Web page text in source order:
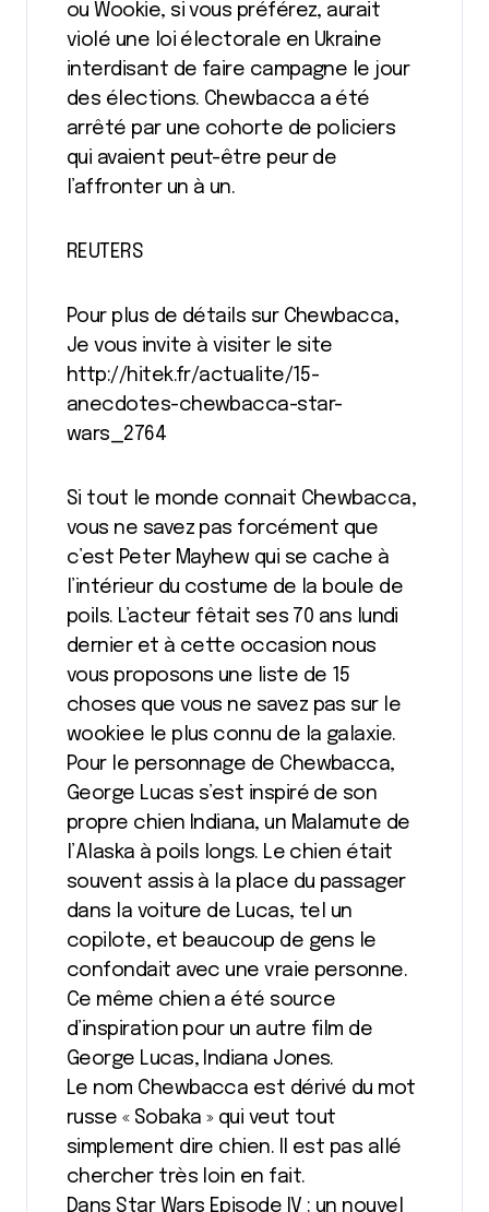
ou Wookie, si vous préférez, aurait
violé une loi électorale en Ukraine
interdisant de faire campagne le jour
des élections. Chewbacca a été
arrêté par une cohorte de policiers
qui avaient peut-être peur de
l’affronter un à un.
REUTERS
Pour plus de détails sur Chewbacca,
Je vous invite à visiter le site
http://hitek.fr/actualite/15-
anecdotes-chewbacca-star-
wars_2764
Si tout le monde connait Chewbacca,
vous ne savez pas forcément que
c’est Peter Mayhew qui se cache à
l’intérieur du costume de la boule de
poils. L’acteur fêtait ses 70 ans lundi
dernier et à cette occasion nous
vous proposons une liste de 15
choses que vous ne savez pas sur le
wookiee le plus connu de la galaxie.
Pour le personnage de Chewbacca,
George Lucas s’est inspiré de son
propre chien Indiana, un Malamute de
l’Alaska à poils longs. Le chien était
souvent assis à la place du passager
dans la voiture de Lucas, tel un
copilote, et beaucoup de gens le
confondait avec une vraie personne.
Ce même chien a été source
d’inspiration pour un autre film de
George Lucas, Indiana Jones.
Le nom Chewbacca est dérivé du mot
russe « Sobaka » qui veut tout
simplement dire chien. Il est pas allé
chercher très loin en fait.
Dans Star Wars Episode IV : un nouvel